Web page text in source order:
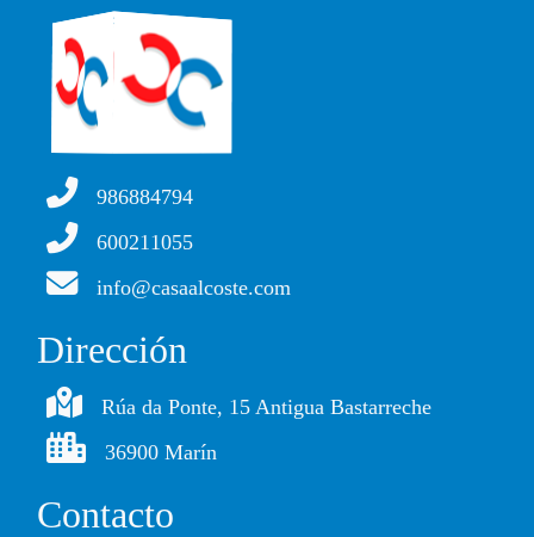
986884794
600211055
info@casaalcoste.com
Dirección
Rúa da Ponte, 15 Antigua Bastarreche
36900 Marín
Contacto